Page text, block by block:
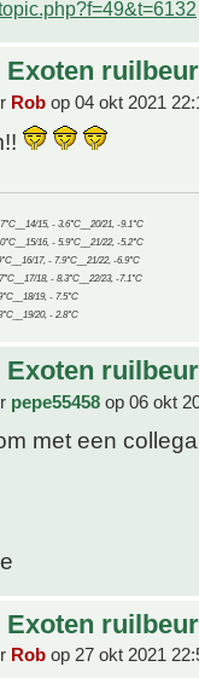
Exoten
Rob op 04 okt 2021
15, - 3.6°C__20/21, -9.1°C
16, - 5.9°C__21/22, -5.2°C
17, - 7.9°C__21/22, -6.9°C
18, - 8.3°C__22/23, -7.1°C
19, - 7.5°C
20, - 2.8°C
Exoten
pepe55458 op 06 okt
met een
Exoten
Rob op 27 okt 2021